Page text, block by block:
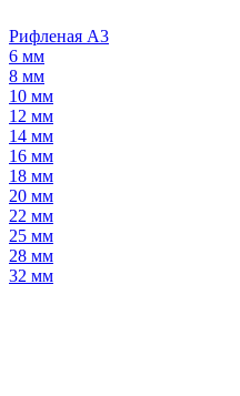
Рифленая А3
6 мм
8 мм
10 мм
12 мм
14 мм
16 мм
18 мм
20 мм
22 мм
25 мм
28 мм
32 мм